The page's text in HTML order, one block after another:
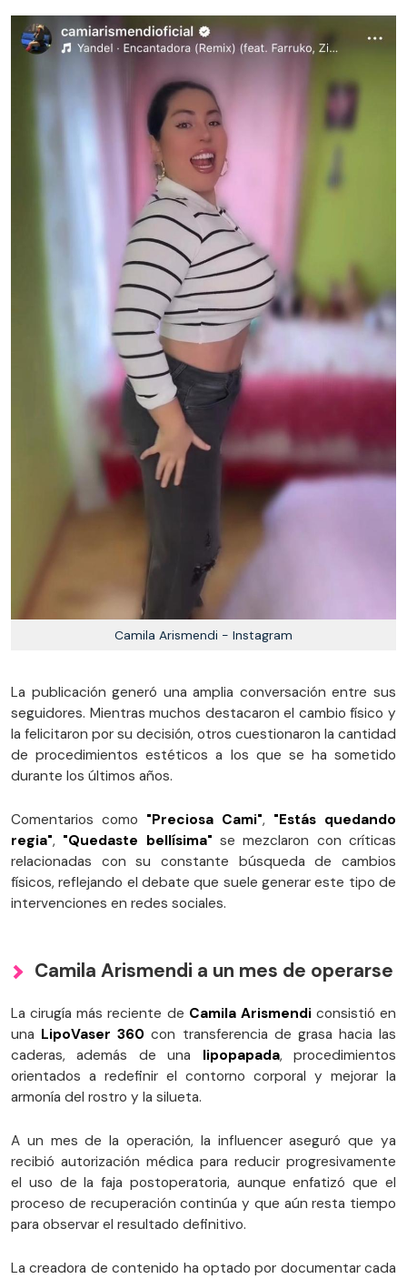
Camila Arismendi - Instagram
La publicación generó una amplia conversación entre sus
seguidores. Mientras muchos destacaron el cambio físico y
la felicitaron por su decisión, otros cuestionaron la cantidad
de procedimientos estéticos a los que se ha sometido
durante los últimos años.
Comentarios como "Preciosa Cami", "Estás quedando
regia", "Quedaste bellísima" se mezclaron con críticas
relacionadas con su constante búsqueda de cambios
físicos, reflejando el debate que suele generar este tipo de
intervenciones en redes sociales.
Camila Arismendi a un mes de operarse
La cirugía más reciente de Camila Arismendiconsistió en
una LipoVaser 360 con transferencia de grasa hacia las
caderas, además de una lipopapada, procedimientos
orientados a redefinir el contorno corporal y mejorar la
armonía del rostro y la silueta.
A un mes de la operación, la influencer aseguró que ya
recibió autorización médica para reducir progresivamente
el uso de la faja postoperatoria, aunque enfatizó que el
proceso de recuperación continúa y que aún resta tiempo
para observar el resultado definitivo.
La creadora de contenido ha optado por documentar cada